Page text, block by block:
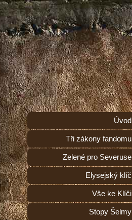
Úvod
Tři zákony fandomu
Zelené pro Severuse
Elysejský klíč
Vše ke Klíči
Stopy Šelmy